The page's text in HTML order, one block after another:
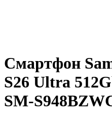
Смартфон
S26 Ultra
SM-